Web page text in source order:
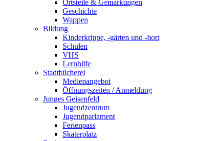
Ortsteile & Gemarkungen
Geschichte
Wappen
Bildung
Kinderkrippe, -gärten und -hort
Schulen
VHS
Lernhilfe
Stadtbücherei
Medienangebot
Öffnungszeiten / Anmeldung
Junges Geisenfeld
Jugendzentrum
Jugendparlament
Ferienpass
Skaterplatz